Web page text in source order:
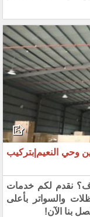
وحي النعيم|بتركيب
نقدم لكم خدمات
والسواتر بأعلى
بنا الآن!